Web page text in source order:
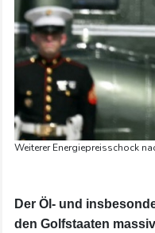
Weiterer Energiepreisschock
Der Öl- und
den Golfstaaten